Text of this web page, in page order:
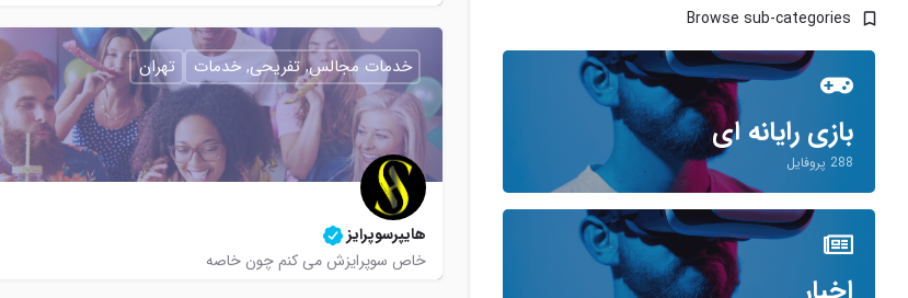
Browse sub-categories
بازی رایانه ای
288 پروفایل
https://www.instagram.com/shahrad_paintball_club/
@paintball_mashhad
https://shahradpaintball.com
هایپرسوپرایز
خاص سوپرایزش می کنم چون خاصه
خدمات مجالس, تفریحی, خدمات تهران